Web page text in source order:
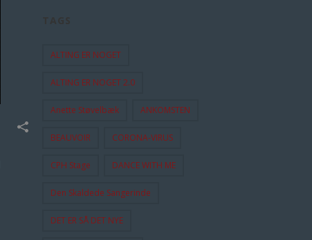
ALTING ER NOGET
ALTING ER NOGET 2.0
Anette Støvelbæk ANKOMSTEN
BEAUVOIR CORONA-VIRUS
CPH Stage DANCE WITH ME
Den Skaldede Sangerinde
DET ER SÅ DET NYE